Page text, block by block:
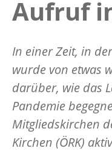
Aufruf
In einer Zeit, in
wurde von etwas
darüber, wie das
Pandemie
Mitgliedskirchen
Kirchen (ÖRK)